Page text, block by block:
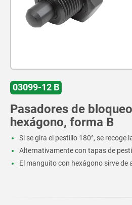
03099-12 B
Pasadores de
hexágono, forma B
Si se gira el pestillo 180°, se recoge
Alternativamente con tapas de
El manguito con hexágono sirve de